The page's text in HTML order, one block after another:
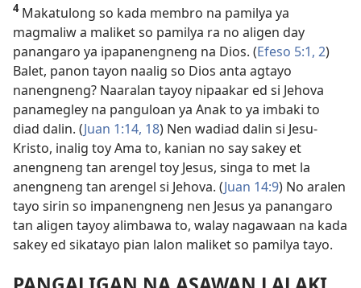
4Makatulong so kada membro na pamilya ya
magmaliw a maliket so pamilya ra no aligen day
panangaro ya ipapanengneng na Dios. (Efeso 5:1, 2)
Balet, panon tayon naalig so Dios anta agtayo
nanengneng? Naaralan tayoy nipaakar ed si Jehova
panamegley na panguloan ya Anak to ya imbaki to
diad dalin. (Juan 1:14, 18) Nen wadiad dalin si Jesu-
Kristo, inalig toy Ama to, kanian no say sakey et
anengneng tan arengel toy Jesus, singa to met la
anengneng tan arengel si Jehova. (Juan 14:9) No aralen
tayo sirin so impanengneng nen Jesus ya panangaro
tan aligen tayoy alimbawa to, walay nagawaan na kada
sakey ed sikatayo pian lalon maliket so pamilya tayo.